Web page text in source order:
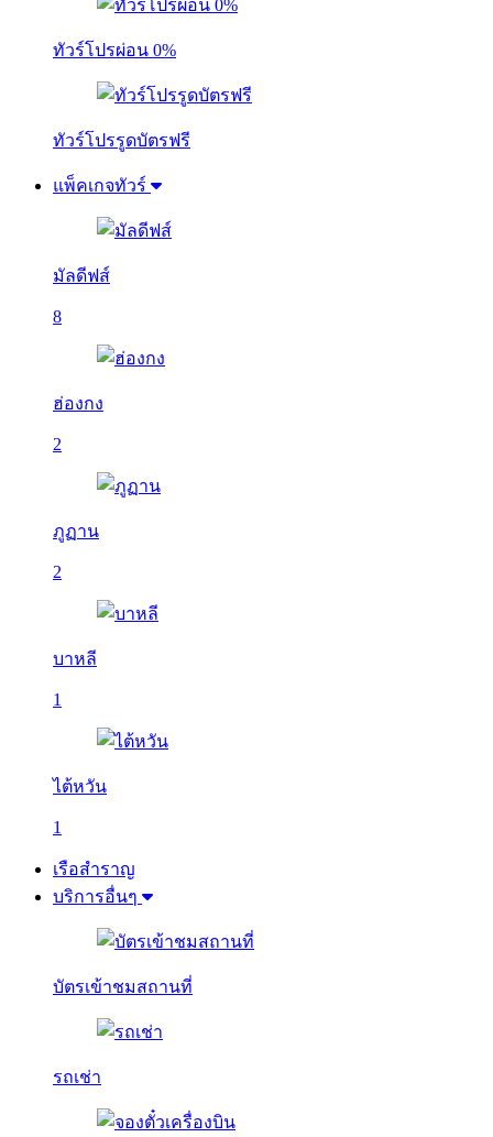
ทัวร์โปรผ่อน 0%
ทัวร์โปรรูดบัตรฟรี
แพ็คเกจทัวร์
มัลดีฟส์
8
ฮ่องกง
2
ภูฏาน
2
บาหลี
1
ไต้หวัน
1
เรือสำราญ
บริการอื่นๆ
บัตรเข้าชมสถานที่
รถเช่า